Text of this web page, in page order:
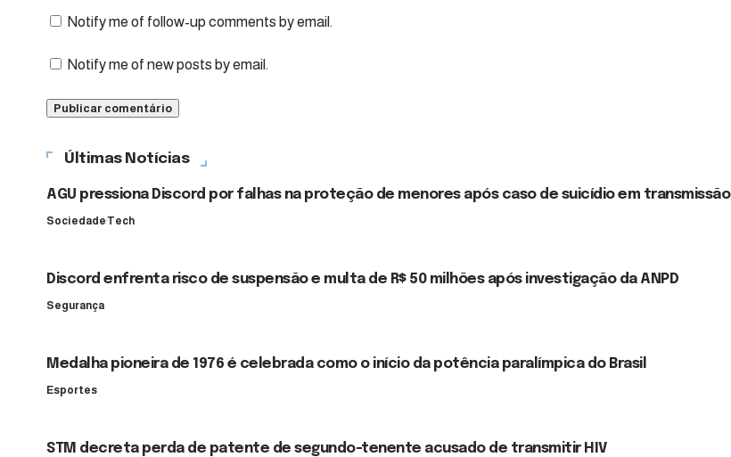
Notify me of follow-up comments by email.
Notify me of new posts by email.
Últimas Notícias
AGU pressiona Discord por falhas na proteção de menores após caso de suicídio em transmissão
SociedadeTech
Discord enfrenta risco de suspensão e multa de R$ 50 milhões após investigação da ANPD
Segurança
Medalha pioneira de 1976 é celebrada como o início da potência paralímpica do Brasil
Esportes
STM decreta perda de patente de segundo-tenente acusado de transmitir HIV